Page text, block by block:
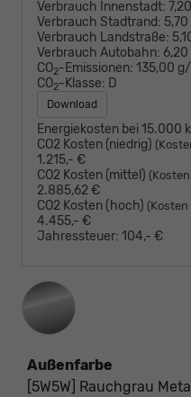
Verbrauch Innenstadt:
Verbrauch Stadtrand:
Verbrauch Landstraße:
Verbrauch Autobahn:
CO2-Emissionen: 135,00
CO2-Klasse: D
Download
Energiekosten bei 15.000
CO2 Kosten (niedrig)
1.215,- €
CO2 Kosten (mittel)
2.885,62 €
CO2 Kosten (hoch)
4.455,- €
Jahressteuer: 104,- €
Außenfarbe
[5W5W] Rauchgrau